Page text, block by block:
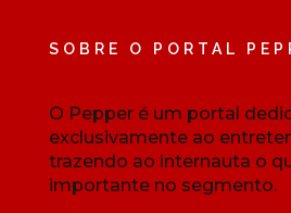
SOBRE O PORTAL
O Pepper é um portal
exclusivamente ao
trazendo ao internauta o
importante no segmento.